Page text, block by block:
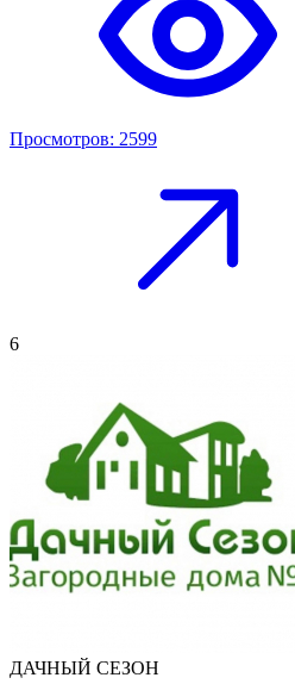
Просмотров: 2599
6
ДАЧНЫЙ СЕЗОН